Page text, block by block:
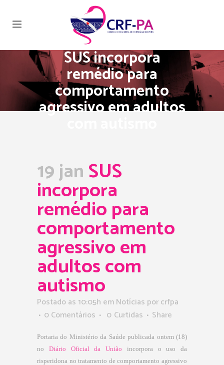
SUS incorpora
remédio para
comportamento
agressivo em adultos
19 janSUS
incorpora
remédio para
comportamento
agressivo em
adultos com
autismo
Postado as 10:05h emNotícias porcrfpa
0 Comentários
0 Curtidas Share
Portaria do Ministério da Saúde publicada ontem (18)
no Diário Oficial da União incorpora o uso da
risperidona no tratamento de comportamento agressivo